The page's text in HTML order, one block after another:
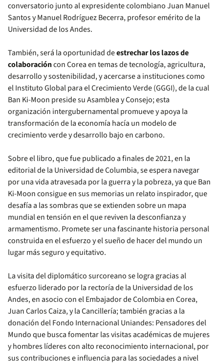
conversatorio junto al expresidente colombiano Juan Manuel
Santos y Manuel Rodríguez Becerra, profesor emérito de la
Universidad de los Andes.
También, será la oportunidad deestrechar los lazos de
colaboracióncon Corea en temas de tecnología, agricultura,
desarrollo y sostenibilidad, y acercarse a instituciones como
el Instituto Global para el Crecimiento Verde (GGGI), de la cual
Ban Ki-Moon preside su Asamblea y Consejo; esta
organización intergubernamental promueve y apoya la
transformación de la economía hacía un modelo de
crecimiento verde y desarrollo bajo en carbono.
Sobre el libro, que fue publicado a finales de 2021, en la
editorial de la Universidad de Columbia, se espera navegar
por una vida atravesada por la guerra y la pobreza, ya que Ban
Ki-Moon consigue en sus memorias un relato inspirador, que
desafía a las sombras que se extienden sobre un mapa
mundial en tensión en el que reviven la desconfianza y
armamentismo. Promete ser una fascinante historia personal
construida en el esfuerzo y el sueño de hacer del mundo un
lugar más seguro y equitativo.
La visita del diplomático surcoreano se logra gracias al
esfuerzo liderado por la rectoría de la Universidad de los
Andes, en asocio con el Embajador de Colombia en Corea,
Juan Carlos Caiza, y la Cancillería; también gracias a la
donación del Fondo Internacional Uniandes: Pensadores del
Mundo que busca fomentar las visitas académicas de mujeres
y hombres líderes con alto reconocimiento internacional, por
sus contribuciones e influencia para las sociedades a nivel